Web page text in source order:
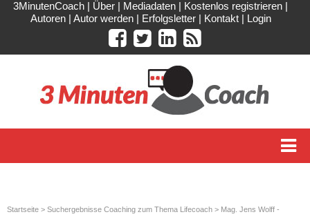
3MinutenCoach | Über | Mediadaten | Kostenlos registrieren |
Autoren| Autor werden| Erfolgsletter| Kontakt| Login
Startseite > Suchergebnisse Coaching zum Thema Lifecoach > Mag. Jens Wolff -